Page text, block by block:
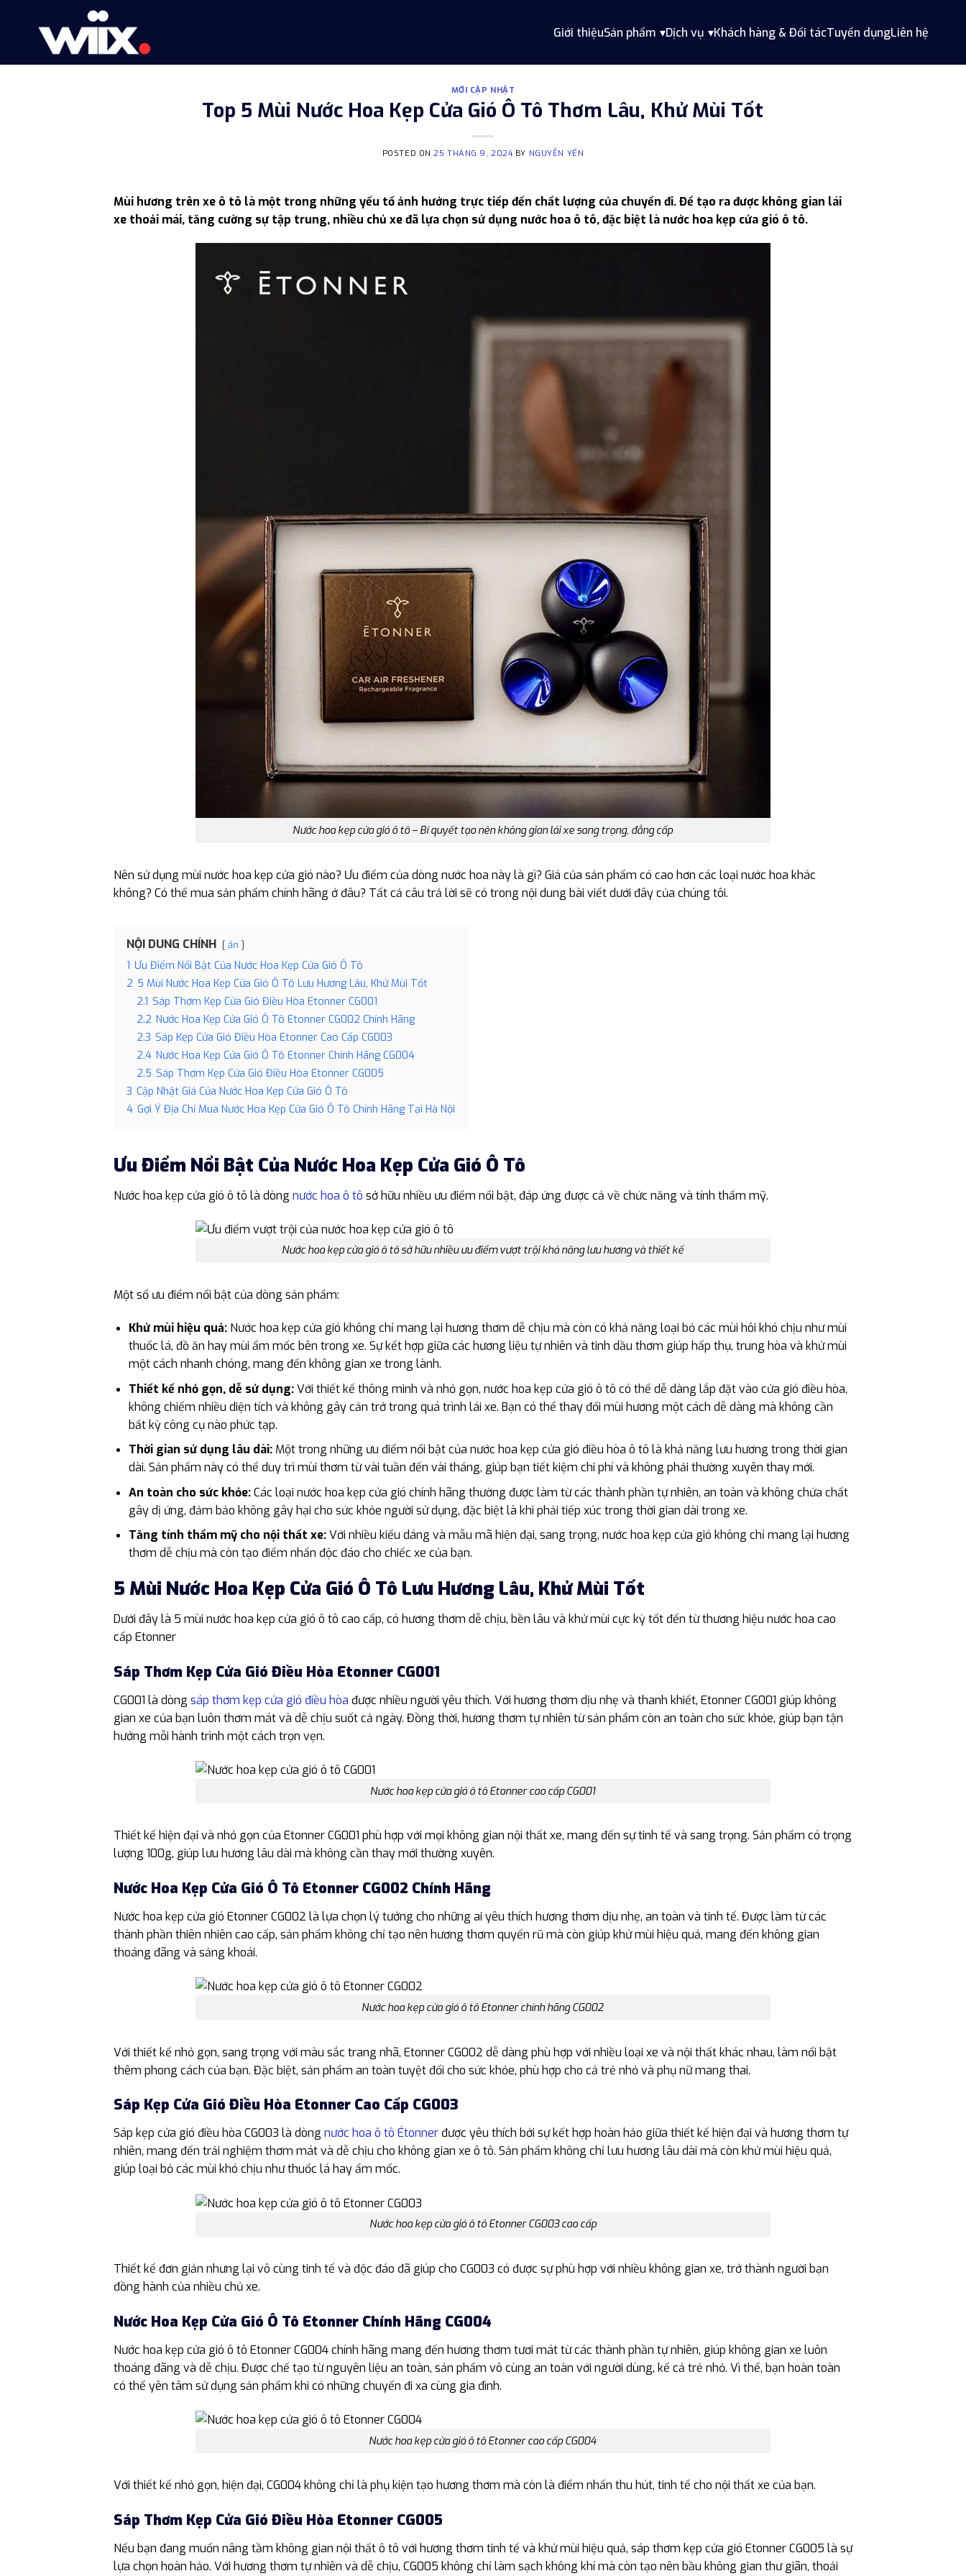
Giới thiệuSản phẩm Dịch vụ Khách hàng & Đối tácTuyển dụngLiên hệ
MỚI CẬP NHẬT
Top 5 Mùi Nước Hoa Kẹp Cửa Gió Ô Tô Thơm Lâu, Khử Mùi Tốt
POSTED ON25 THÁNG 9, 2024 BY NGUYỄN YẾN
Mùi hương trên xe ô tô là một trong những yếu tố ảnh hưởng trực tiếp đến chất lượng của chuyến đi. Để tạo ra được không gian lái
xe thoải mái, tăng cường sự tập trung, nhiều chủ xe đã lựa chọn sử dụng nước hoa ô tô, đặc biệt là nước hoa kẹp cửa gió ô tô.
Nước hoa kẹp cửa gió ô tô – Bí quyết tạo nên không gian lái xe sang trọng, đẳng cấp
Nên sử dụng mùi nước hoa kẹp cửa gió nào? Ưu điểm của dòng nước hoa này là gì? Giá của sản phẩm có cao hơn các loại nước hoa khác
không? Có thể mua sản phẩm chính hãng ở đâu? Tất cả câu trả lời sẽ có trong nội dung bài viết dưới đây của chúng tôi.
NỘI DUNG CHÍNH ẩn
1 Ưu Điểm Nổi Bật Của Nước Hoa Kẹp Cửa Gió Ô Tô
2 5 Mùi Nước Hoa Kẹp Cửa Gió Ô Tô Lưu Hương Lâu, Khử Mùi Tốt
2.1 Sáp Thơm Kẹp Cửa Gió Điều Hòa Etonner CG001
2.2 Nước Hoa Kẹp Cửa Gió Ô Tô Etonner CG002 Chính Hãng
2.3 Sáp Kẹp Cửa Gió Điều Hòa Etonner Cao Cấp CG003
2.4 Nước Hoa Kẹp Cửa Gió Ô Tô Etonner Chính Hãng CG004
2.5 Sáp Thơm Kẹp Cửa Gió Điều Hòa Etonner CG005
3 Cập Nhật Giá Của Nước Hoa Kẹp Cửa Gió Ô Tô
4 Gợi Ý Địa Chỉ Mua Nước Hoa Kẹp Cửa Gió Ô Tô Chính Hãng Tại Hà Nội
Ưu Điểm Nổi Bật Của Nước Hoa Kẹp Cửa Gió Ô Tô
Nước hoa kẹp cửa gió ô tô là dòng nước hoa ô tô sở hữu nhiều ưu điểm nổi bật, đáp ứng được cả về chức năng và tính thẩm mỹ.
Nước hoa kẹp cửa gió ô tô sở hữu nhiều ưu điểm vượt trội khả năng lưu hương và thiết kế
Một số ưu điểm nổi bật của dòng sản phẩm:
Khử mùi hiệu quả:Nước hoa kẹp cửa gió không chỉ mang lại hương thơm dễ chịu mà còn có khả năng loại bỏ các mùi hôi khó chịu như mùi
thuốc lá, đồ ăn hay mùi ẩm mốc bên trong xe. Sự kết hợp giữa các hương liệu tự nhiên và tinh dầu thơm giúp hấp thụ, trung hòa và khử mùi
một cách nhanh chóng, mang đến không gian xe trong lành.
Thiết kế nhỏ gọn, dễ sử dụng:Với thiết kế thông minh và nhỏ gọn, nước hoa kẹp cửa gió ô tô có thể dễ dàng lắp đặt vào cửa gió điều hòa,
không chiếm nhiều diện tích và không gây cản trở trong quá trình lái xe. Bạn có thể thay đổi mùi hương một cách dễ dàng mà không cần
bất kỳ công cụ nào phức tạp.
Thời gian sử dụng lâu dài:Một trong những ưu điểm nổi bật của nước hoa kẹp cửa gió điều hòa ô tô là khả năng lưu hương trong thời gian
dài. Sản phẩm này có thể duy trì mùi thơm từ vài tuần đến vài tháng, giúp bạn tiết kiệm chi phí và không phải thường xuyên thay mới.
An toàn cho sức khỏe:Các loại nước hoa kẹp cửa gió chính hãng thường được làm từ các thành phần tự nhiên, an toàn và không chứa chất
gây dị ứng, đảm bảo không gây hại cho sức khỏe người sử dụng, đặc biệt là khi phải tiếp xúc trong thời gian dài trong xe.
Tăng tính thẩm mỹ cho nội thất xe:Với nhiều kiểu dáng và mẫu mã hiện đại, sang trọng, nước hoa kẹp cửa gió không chỉ mang lại hương
thơm dễ chịu mà còn tạo điểm nhấn độc đáo cho chiếc xe của bạn.
5 Mùi Nước Hoa Kẹp Cửa Gió Ô Tô Lưu Hương Lâu, Khử Mùi Tốt
Dưới đây là 5 mùi nước hoa kẹp cửa gió ô tô cao cấp, có hương thơm dễ chịu, bền lâu và khử mùi cực kỳ tốt đến từ thương hiệu nước hoa cao
cấp Etonner
Sáp Thơm Kẹp Cửa Gió Điều Hòa Etonner CG001
CG001 là dòng sáp thơm kẹp cửa gió điều hòa được nhiều người yêu thích. Với hương thơm dịu nhẹ và thanh khiết, Etonner CG001 giúp không
gian xe của bạn luôn thơm mát và dễ chịu suốt cả ngày. Đồng thời, hương thơm tự nhiên từ sản phẩm còn an toàn cho sức khỏe, giúp bạn tận
hưởng mỗi hành trình một cách trọn vẹn.
Nước hoa kẹp cửa gió ô tô Etonner cao cấp CG001
Thiết kế hiện đại và nhỏ gọn của Etonner CG001 phù hợp với mọi không gian nội thất xe, mang đến sự tinh tế và sang trọng. Sản phẩm có trọng
lượng 100g, giúp lưu hương lâu dài mà không cần thay mới thường xuyên.
Nước Hoa Kẹp Cửa Gió Ô Tô Etonner CG002 Chính Hãng
Nước hoa kẹp cửa gió Etonner CG002 là lựa chọn lý tưởng cho những ai yêu thích hương thơm dịu nhẹ, an toàn và tinh tế. Được làm từ các
thành phần thiên nhiên cao cấp, sản phẩm không chỉ tạo nên hương thơm quyến rũ mà còn giúp khử mùi hiệu quả, mang đến không gian
thoáng đãng và sảng khoái.
Nước hoa kẹp cửa gió ô tô Etonner chính hãng CG002
Với thiết kế nhỏ gọn, sang trọng với màu sắc trang nhã, Etonner CG002 dễ dàng phù hợp với nhiều loại xe và nội thất khác nhau, làm nổi bật
thêm phong cách của bạn. Đặc biệt, sản phẩm an toàn tuyệt đối cho sức khỏe, phù hợp cho cả trẻ nhỏ và phụ nữ mang thai.
Sáp Kẹp Cửa Gió Điều Hòa Etonner Cao Cấp CG003
Sáp kẹp cửa gió điều hòa CG003 là dòng nước hoa ô tô Étonnerđược yêu thích bởi sự kết hợp hoàn hảo giữa thiết kế hiện đại và hương thơm tự
nhiên, mang đến trải nghiệm thơm mát và dễ chịu cho không gian xe ô tô. Sản phẩm không chỉ lưu hương lâu dài mà còn khử mùi hiệu quả,
giúp loại bỏ các mùi khó chịu như thuốc lá hay ẩm mốc.
Nước hoa kẹp cửa gió ô tô Etonner CG003 cao cấp
Thiết kế đơn giản nhưng lại vô cùng tinh tế và độc đáo đã giúp cho CG003 có được sự phù hợp với nhiều không gian xe, trở thành người bạn
đồng hành của nhiều chủ xe.
Nước Hoa Kẹp Cửa Gió Ô Tô Etonner Chính Hãng CG004
Nước hoa kẹp cửa gió ô tô Etonner CG004 chính hãng mang đến hương thơm tươi mát từ các thành phần tự nhiên, giúp không gian xe luôn
thoáng đãng và dễ chịu. Được chế tạo từ nguyên liệu an toàn, sản phẩm vô cùng an toàn với người dùng, kể cả trẻ nhỏ. Vì thế, bạn hoàn toàn
có thể yên tâm sử dụng sản phẩm khi có những chuyến đi xa cùng gia đình.
Nước hoa kẹp cửa gió ô tô Etonner cao cấp CG004
Với thiết kế nhỏ gọn, hiện đại, CG004 không chỉ là phụ kiện tạo hương thơm mà còn là điểm nhấn thu hút, tinh tế cho nội thất xe của bạn.
Sáp Thơm Kẹp Cửa Gió Điều Hòa Etonner CG005
Nếu bạn đang muốn nâng tầm không gian nội thất ô tô với hương thơm tinh tế và khử mùi hiệu quả, sáp thơm kẹp cửa gió Etonner CG005 là sự
lựa chọn hoàn hảo. Với hương thơm tự nhiên và dễ chịu, CG005 không chỉ làm sạch không khí mà còn tạo nên bầu không gian thư giãn, thoải